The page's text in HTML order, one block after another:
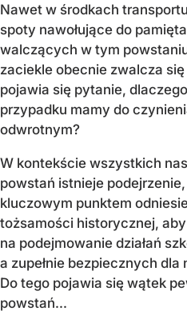
Nawet w środkach
spoty nawołujące do
walczących w tym
zaciekle obecnie zwalcza
pojawia się pytanie,
przypadku mamy do
odwrotnym?
W kontekście wszystkich
powstań istnieje
kluczowym punktem
tożsamości historycznej,
na podejmowanie działań
a zupełnie bezpiecznych
Do tego pojawia się wątek
powstań...